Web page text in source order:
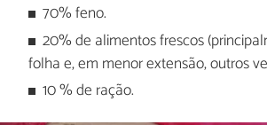
70% feno.
20% de alimentos frescos
folha e, em menor extensão, outros
10 % de ração.